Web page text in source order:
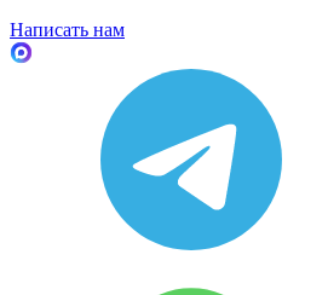
Написать нам